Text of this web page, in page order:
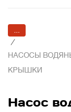
...
/
НАСОСЫ
КРЫШКИ
Насос